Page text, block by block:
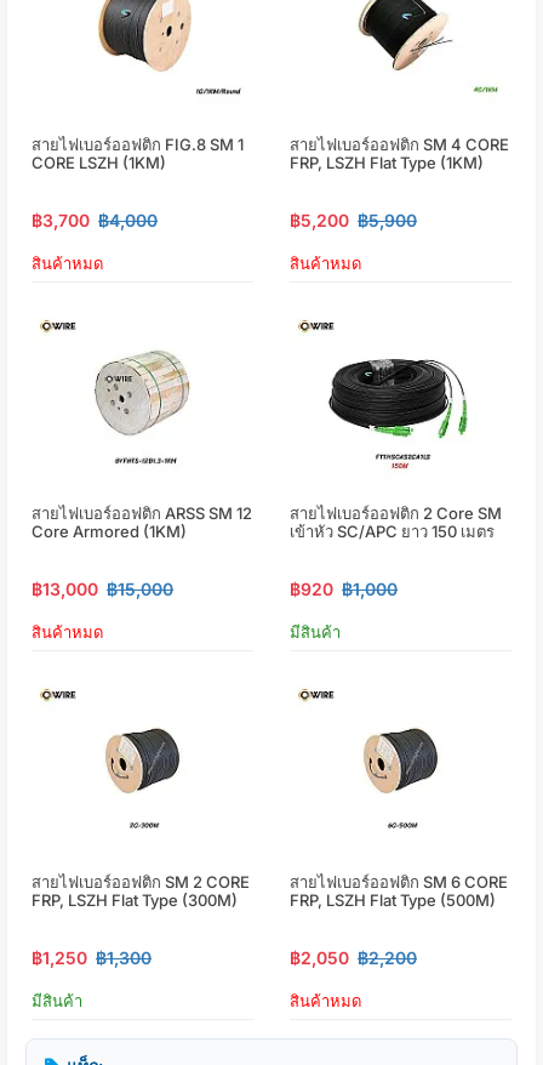
สายไฟเบอร์ออฟติก FIG.8 SM 1
CORE LSZH (1KM)
฿3,700 ฿4,000
สินค้าหมด
สายไฟเบอร์ออฟติก SM 4 CORE
FRP, LSZH Flat Type (1KM)
฿5,200 ฿5,900
สินค้าหมด
สายไฟเบอร์ออฟติก ARSS SM 12
Core Armored (1KM)
฿13,000 ฿15,000
สินค้าหมด
สายไฟเบอร์ออฟติก 2 Core SM
เข้าหัว SC/APC ยาว 150 เมตร
฿920 ฿1,000
มีสินค้า
สายไฟเบอร์ออฟติก SM 2 CORE
FRP, LSZH Flat Type (300M)
฿1,250 ฿1,300
มีสินค้า
สายไฟเบอร์ออฟติก SM 6 CORE
FRP, LSZH Flat Type (500M)
฿2,050 ฿2,200
สินค้าหมด